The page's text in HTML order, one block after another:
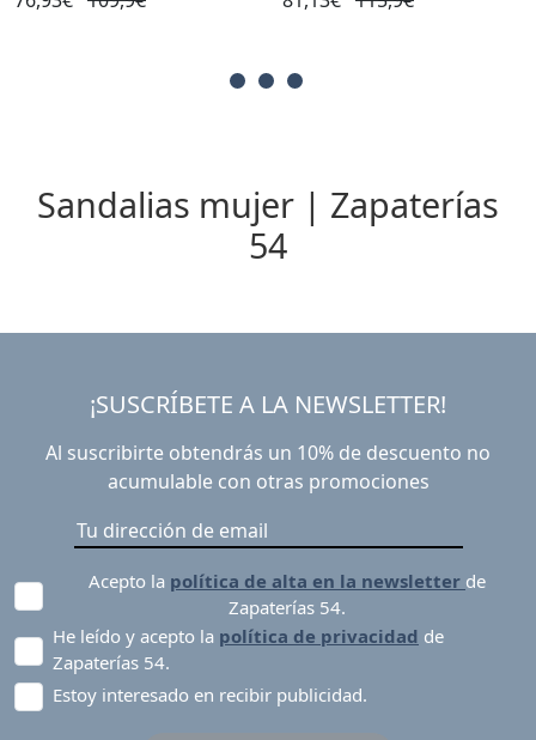
Sandalias mujer | Zapaterías
54
¡SUSCRÍBETE A LA NEWSLETTER!
Al suscribirte obtendrás un 10% de descuento no
acumulable con otras promociones
Acepto la política de alta en la newsletter de
Zapaterías 54.
He leído y acepto la política de privacidad de
Zapaterías 54.
Estoy interesado en recibir publicidad.